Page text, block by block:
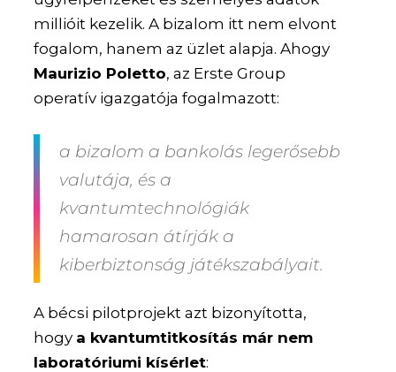
millióit kezelik. A bizalom itt nem elvont
fogalom, hanem az üzlet alapja. Ahogy
Maurizio Poletto, az Erste Group
operatív igazgatója fogalmazott:
a bizalom a bankolás legerősebb
valutája, és a
kvantumtechnológiák
hamarosan átírják a
kiberbiztonság játékszabályait.
A bécsi pilotprojekt azt bizonyította,
hogy a kvantumtitkosítás már nem
laboratóriumi kísérlet: